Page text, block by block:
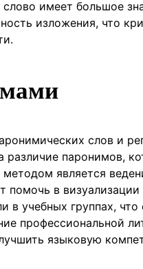
имеет большое
изложения, что
слов и
паронимов,
является
помочь в
учебных группах, что
профессиональной
языковую